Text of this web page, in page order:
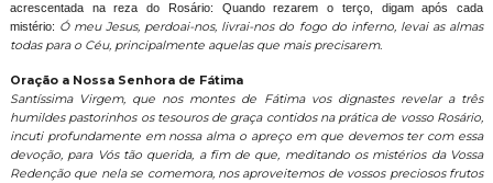
acrescentada na reza do Rosário: Quando rezarem o terço, digam após cada
mistério: Ó meu Jesus, perdoai-nos, livrai-nos do fogo do inferno, levai as almas
todas para o Céu, principalmente aquelas que mais precisarem.
Oração a Nossa Senhora de Fátima
Santíssima Virgem, que nos montes de Fátima vos dignastes revelar a três
humildes pastorinhos os tesouros de graça contidos na prática de vosso Rosário,
incuti profundamente em nossa alma o apreço em que devemos ter com essa
devoção, para Vós tão querida, a fim de que, meditando os mistérios da Vossa
Redenção que nela se comemora, nos aproveitemos de vossos preciosos frutos